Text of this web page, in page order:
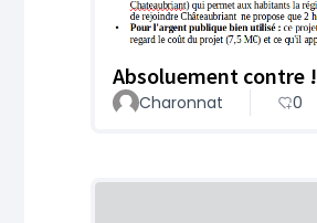
Absoluement contre !
Charonnat 0